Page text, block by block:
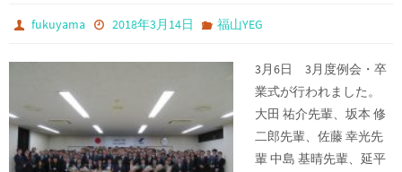
fukuyama 2018年3月14日 福山YEG
3月6日 3月度例会・卒
業式が行われました。
大田 祐介先輩、坂本 修
二郎先輩、佐藤 幸光先
輩 中島 基晴先輩、延平